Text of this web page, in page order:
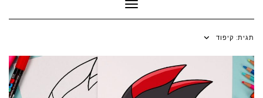
Toggle Navigation
תגית: קיפוד